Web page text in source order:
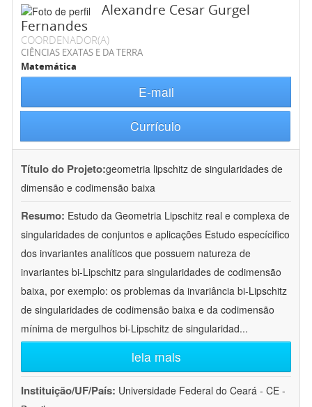
Alexandre Cesar Gurgel
Fernandes
COORDENADOR(A)
CIÊNCIAS EXATAS E DA TERRA
Matemática
E-mail
Currículo
Título do Projeto:geometria lipschitz de singularidades de
dimensão e codimensão baixa
Resumo: Estudo da Geometria Lipschitz real e complexa de
singularidades de conjuntos e aplicações Estudo especícifico
dos invariantes analíticos que possuem natureza de
invariantes bi-Lipschitz para singularidades de codimensão
baixa, por exemplo: os problemas da invariância bi-Lipschitz
de singularidades de codimensão baixa e da codimensão
mínima de mergulhos bi-Lipschitz de singularidad...
leia mais
Instituição/UF/País: Universidade Federal do Ceará - CE -